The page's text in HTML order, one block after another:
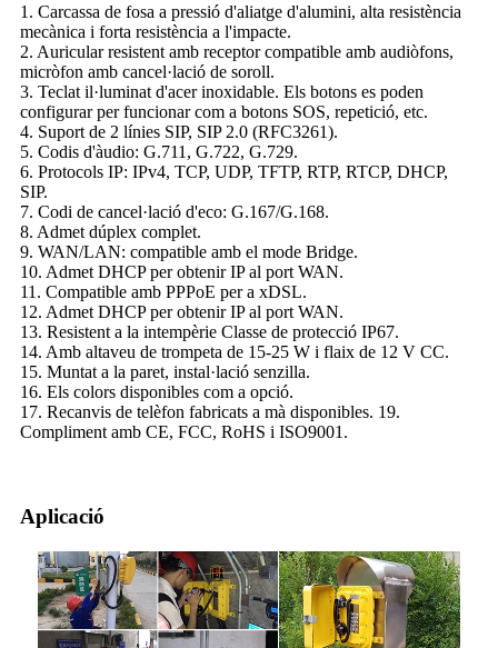
1. Carcassa de fosa a pressió d'aliatge d'alumini, alta resistència
mecànica i forta resistència a l'impacte.
2. Auricular resistent amb receptor compatible amb audiòfons,
micròfon amb cancel·lació de soroll.
3. Teclat il·luminat d'acer inoxidable. Els botons es poden
configurar per funcionar com a botons SOS, repetició, etc.
4. Suport de 2 línies SIP, SIP 2.0 (RFC3261).
5. Codis d'àudio: G.711, G.722, G.729.
6. Protocols IP: IPv4, TCP, UDP, TFTP, RTP, RTCP, DHCP,
SIP.
7. Codi de cancel·lació d'eco: G.167/G.168.
8. Admet dúplex complet.
9. WAN/LAN: compatible amb el mode Bridge.
10. Admet DHCP per obtenir IP al port WAN.
11. Compatible amb PPPoE per a xDSL.
12. Admet DHCP per obtenir IP al port WAN.
13. Resistent a la intempèrie Classe de protecció IP67.
14. Amb altaveu de trompeta de 15-25 W i flaix de 12 V CC.
15. Muntat a la paret, instal·lació senzilla.
16. Els colors disponibles com a opció.
17. Recanvis de telèfon fabricats a mà disponibles. 19.
Compliment amb CE, FCC, RoHS i ISO9001.
Aplicació